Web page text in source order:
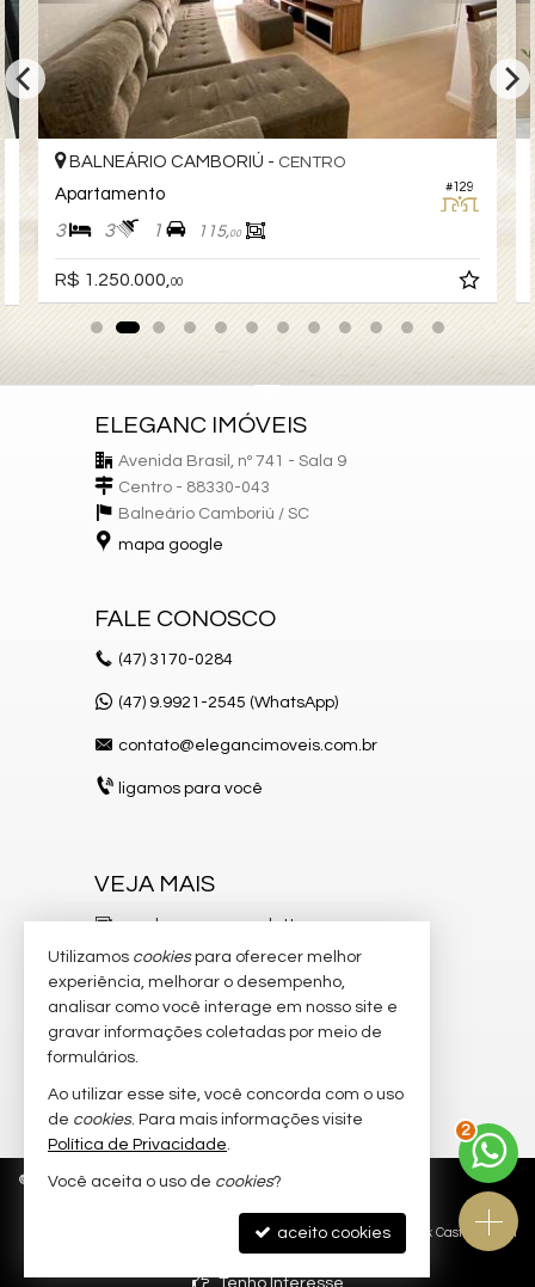
#129
BALNEÁRIO CAMBORIÚ - CENTRO
Apartamento
3 3 1 115,00
R$ 1.250.000, 00
ELEGANC IMÓVEIS
Avenida Brasil, nº 741 - Sala 9
Centro - 88330-043
Balneário Camboriú / SC
mapa google
FALE CONOSCO
(47) 3170-0284
(47) 9.9921-2545 (WhatsApp)
contato@elegancimoveis.com.br
ligamos para você
VEJA MAIS
receba nosso newsletter
indicadores financeiros
cadastre seu imóvel
imóveis favoritos
mapa de imóveis
© 2026 CRECI/SC 8.750-J Política de Privacidade
Site para imobiliárias: Castel Digital
2
Tenho Interesse
Utilizamos cookiespara oferecer melhor
experiência, melhorar o desempenho,
analisar como você interage em nosso site e
gravar informações coletadas por meio de
formulários.
Ao utilizar esse site, você concorda com o uso
de cookies. Para mais informações visite
Política de Privacidade.
Você aceita o uso de cookies?
aceito cookies